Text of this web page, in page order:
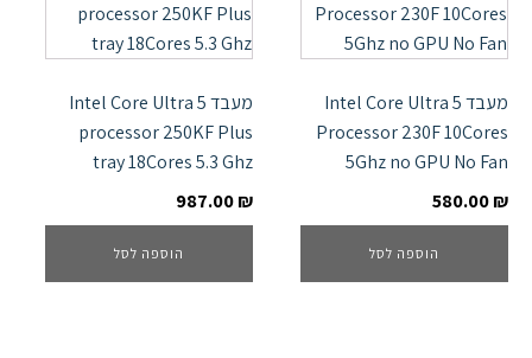
מעבד Intel Core Ultra 5
Processor 230F 10Cores
5Ghz no GPU No Fan
580.00₪
הוספה לסל
מעבד Intel Core Ultra 5
processor 250KF Plus
tray 18Cores 5.3 Ghz
987.00₪
הוספה לסל